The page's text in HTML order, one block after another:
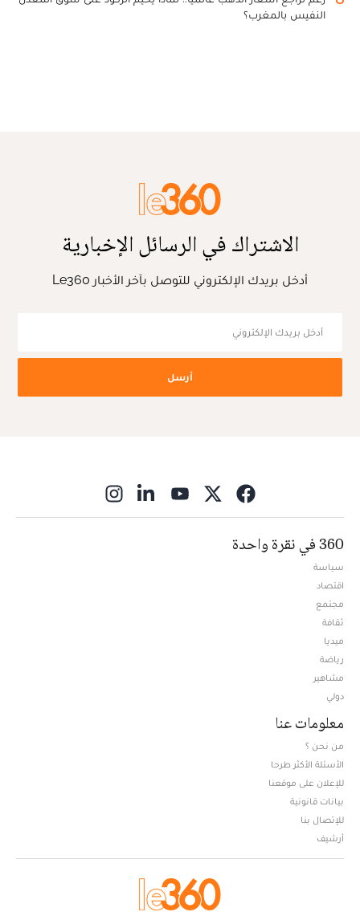
النفيس بالمغرب؟
الاشتراك في الرسائل الإخبارية
أدخل بريدك الإلكتروني للتوصل بآخر الأخبار Le360
أرسل
360 في نقرة واحدة
سياسة
اقتصاد
مجتمع
ثقافة
ميديا
رياضة
مشاهير
دولي
معلومات عنا
من نحن ؟
الأسئلة الأكثر طرحا
للإعلان على موقعنا
بيانات قانونية
للإتصال بنا
أرشيف